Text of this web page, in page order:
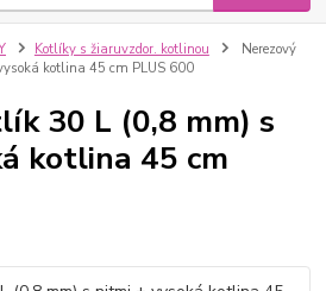
Kotlíky s žiaruvzdor. kotlinou
Nerezový
kotlina 45 cm PLUS 600
30 L (0,8 mm) s
kotlina 45 cm